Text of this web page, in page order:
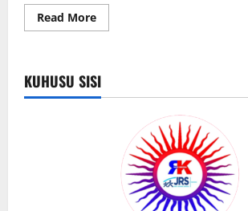
Read MoreRead
more
BILA
MANGWEA
NA
BONGO
KUHUSU SISI